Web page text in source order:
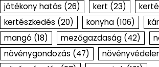
jótékony hatás (26) kert (23)
kertészkedés (20) konyha (106)
mangó (18) mezőgazdaság (42)
növénygondozás (47)